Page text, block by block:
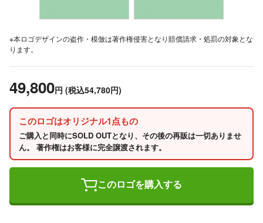
※本ロゴデザインの盗作・模倣は著作権侵害となり賠償請求・処罰の対象とな
ります。
49,800円 (税込54,780円)
このロゴはオリジナル1点もの
ご購入と同時にSOLD OUTとなり、その後の再販は一切ありませ
ん。 著作権はお客様に完全譲渡されます。
このロゴを購入する